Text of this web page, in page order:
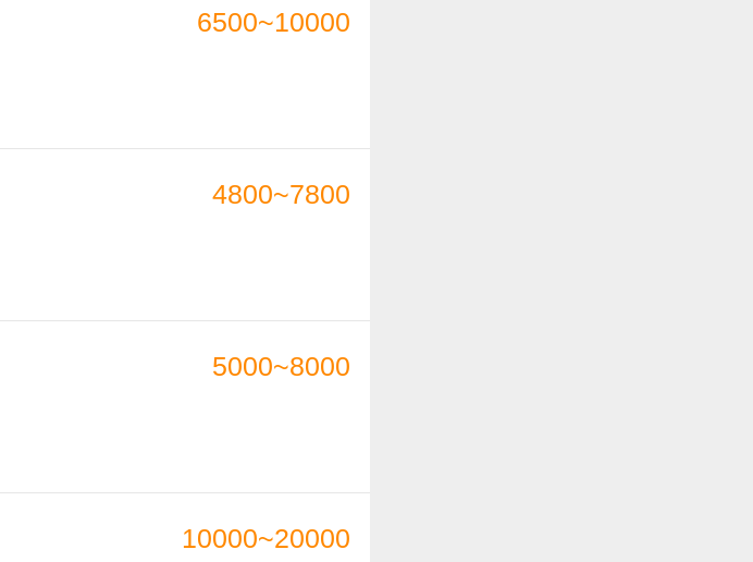
6500~10000
4800~7800
5000~8000
10000~20000